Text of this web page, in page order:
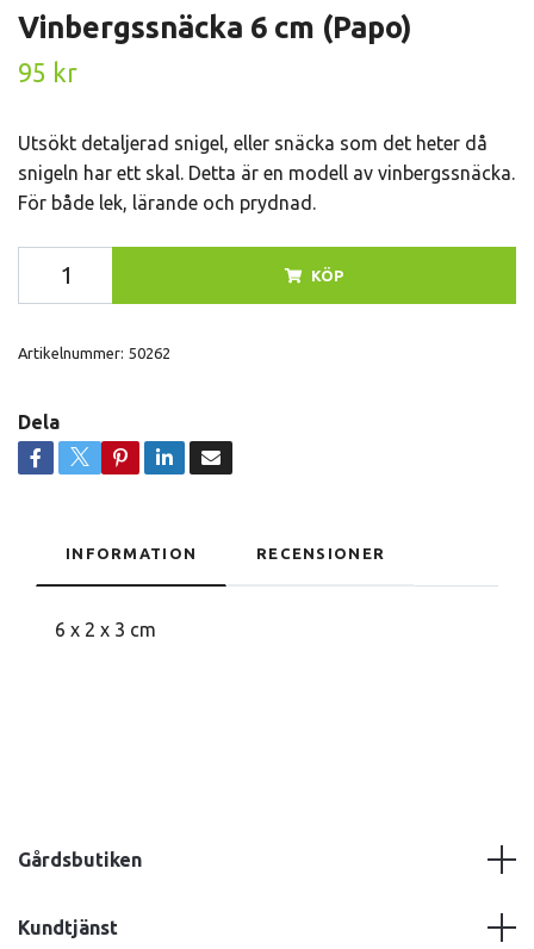
Vinbergssnäcka 6 cm (Papo)
95 kr
Utsökt detaljerad snigel, eller snäcka som det heter då
snigeln har ett skal. Detta är en modell av vinbergssnäcka.
För både lek, lärande och prydnad.
KÖP
Artikelnummer: 50262
Dela
INFORMATION RECENSIONER
6 x 2 x 3 cm
Gårdsbutiken
Kundtjänst